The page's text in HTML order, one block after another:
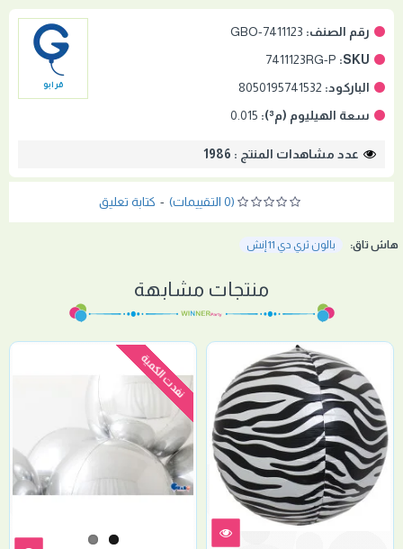
رقم الصنف: GBO-7411123
SKU:
7411123RG-P
الباركود: 8050195741532
سعة الهيليوم (م³):
0.015
قرابو
عدد مشاهدات المنتج : 1986
(0 التقييمات) - كتابة تعليق
هاش تاق: بالون ثري دي 11 إنش
منتجات مشابهة
نفدت الكمية